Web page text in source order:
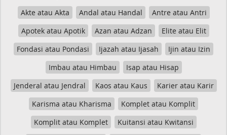
Akte atau Akta Andal atau Handal
Antre atau Antri
Apotek atau Apotik
Azan atau Adzan
Elite atau Elit
Fondasi atau Pondasi
Ijazah atau Ijasah
Ijin atau Izin
Imbau atau Himbau
Isap atau Hisap
Jenderal atau Jendral
Kaos atau Kaus
Karier atau Karir
Karisma atau Kharisma
Komplet atau Komplit
Komplit atau Komplet
Kuitansi atau Kwitansi